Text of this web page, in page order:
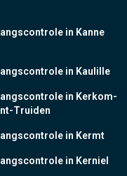
in Kanne
in Kaulille
in Kerkom-
Truiden
in Kermt
in Kerniel